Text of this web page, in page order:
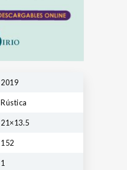
2019
Rústica
21×13.5
152
1